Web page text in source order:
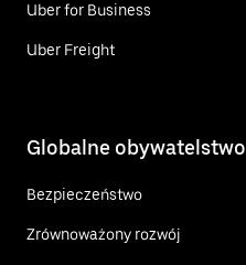
Uber for Business
Uber Freight
Globalne obywatelstwo
Bezpieczeństwo
Zrównoważony rozwój